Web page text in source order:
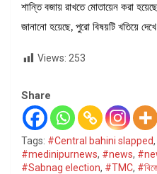
শান্তি বজায় রাখতে মোতায়েন করা
জানানো হয়েছে, পুরো বিষয়টি খতিয়ে
Views: 253
Share
Tags: #Central bahini slapped,
#medinipurnews, #news,
#Sabnag election, #TMC,